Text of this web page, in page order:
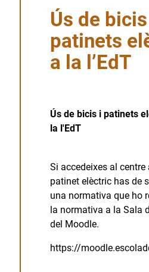
Ús de
patinets
a la l’EdT
Ús de bicis i patinets
la l'EdT
Si accedeixes al
patinet elèctric has de
una normativa que ho
la normativa a la Sala
del Moodle.
https://